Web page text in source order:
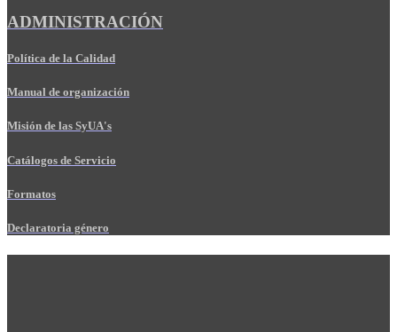
ADMINISTRACIÓN
Política de la Calidad
Manual de organización
Misión de las SyUA's
Catálogos de Servicio
Formatos
Declaratoria género